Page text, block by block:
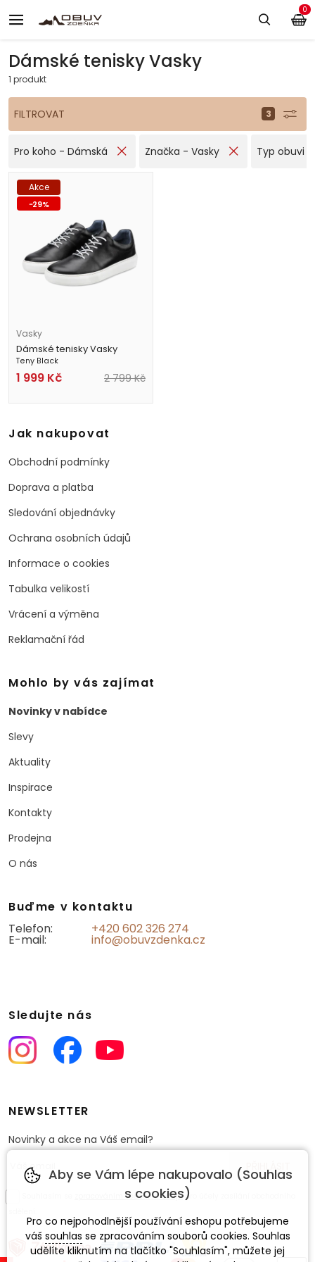
Dámské tenisky Vasky
1 produkt
FILTROVAT
Pro koho - Dámská Značka - Vasky Typ obuvi -
Akce
-29%
Vasky
Dámské tenisky Vasky
Teny Black
1 999 Kč 2 799Kč
0
Jak nakupovat
Obchodní podmínky
Doprava a platba
Sledování objednávky
Ochrana osobních údajů
Informace o cookies
Tabulka velikostí
Vrácení a výměna
Reklamační řád
Mohlo by vás zajímat
Novinky v nabídce
Slevy
Aktuality
Inspirace
Kontakty
Prodejna
O nás
Buďme v kontaktu
Telefon:
+420 602 326 274
E-mail: info@obuvzdenka.cz
Sledujte nás
NEWSLETTER
Novinky a akce na Váš email?
zpracováním osobních údajůpro účely zasílání obchodního
Aby se Vám lépe nakupovalo (Souhlas
s cookies)
Pro co nejpohodlnější používání eshopu potřebujeme
váš souhlas se zpracováním souborů cookies. Souhlas
udělíte kliknutím na tlačítko "Souhlasím", můžete jej